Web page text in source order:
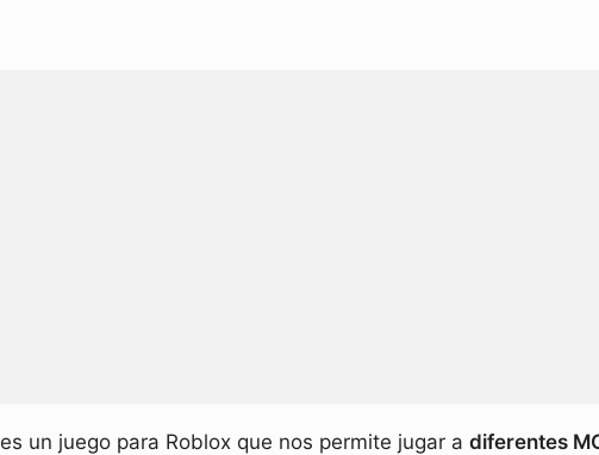
es un juego para Roblox que nos permite jugar a diferentes